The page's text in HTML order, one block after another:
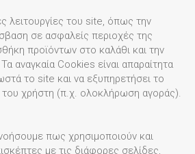
λειτουργίες του site, όπως την
σε ασφαλείς περιοχές της
προϊόντων στο καλάθι και την
αναγκαία Cookies είναι απαραίτητα
το site και να εξυπηρετήσει το
χρήστη (π.χ. ολοκλήρωση αγοράς).
πως χρησιμοποιούν και
με τις διάφορες σελίδες,